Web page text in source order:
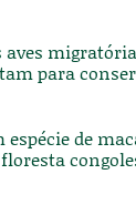
para
de